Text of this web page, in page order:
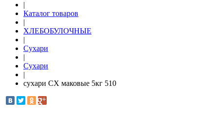
|
Каталог товаров
|
ХЛЕБОБУЛОЧНЫЕ
|
Сухари
|
Сухари
|
сухари СХ маковые 5кг 510